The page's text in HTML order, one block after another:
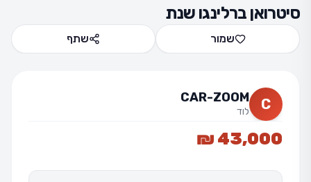
סיטרואן ברלינגו שנת
שמור שתף
C
CAR-ZOOM
לוד
43,000 ₪